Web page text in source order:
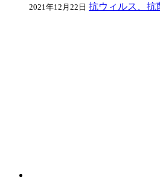
2021年12月22日 抗ウィルス、